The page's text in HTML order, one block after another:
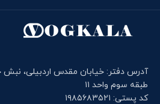
طبقه سوم واحد ۱۱
کد پستی: ۱۹۸۵۶۸۳۵۲۱